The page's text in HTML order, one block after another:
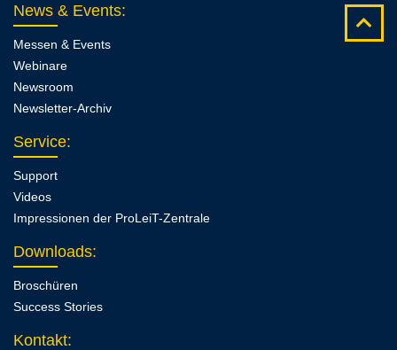
News & Events:
Messen & Events
Webinare
Newsroom
Newsletter-Archiv
Service:
Support
Videos
Impressionen der ProLeiT-Zentrale
Downloads:
Broschüren
Success Stories
Kontakt: